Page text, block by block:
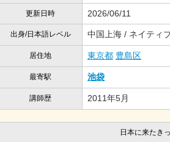
更新日時 2026/06/11
出身/日本語レベル 中国上海 / ネイティ
居住地 東京都 豊島区
最寄駅 池袋
講師歴 2011年5月
日本に来たき